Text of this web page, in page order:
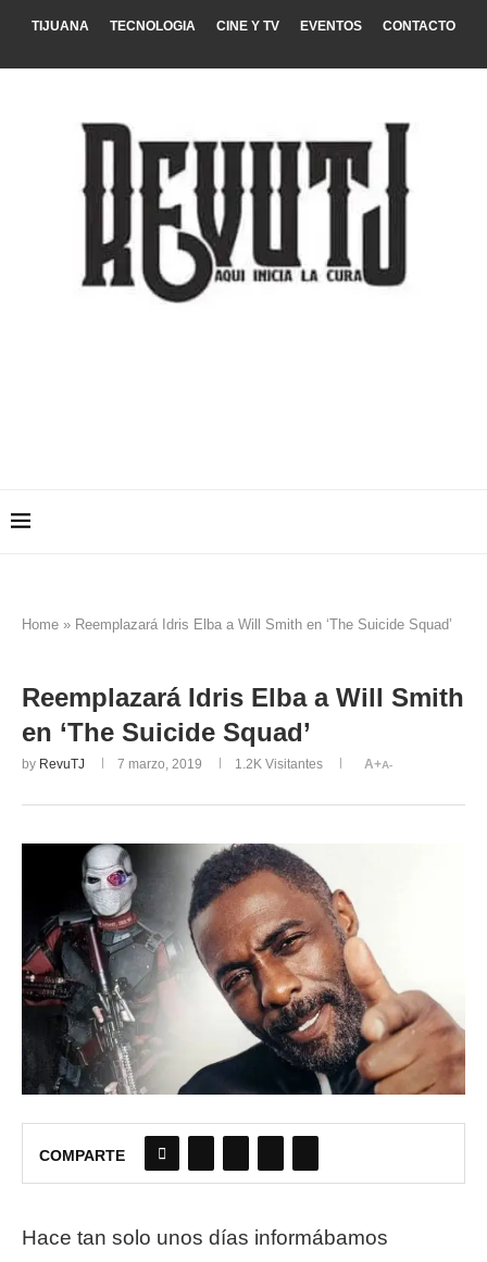
TIJUANA TECNOLOGIA CINE Y TV EVENTOS CONTACTO
Home » Reemplazará Idris Elba a Will Smith en ‘The Suicide Squad’
Reemplazará Idris Elba a Will Smith
en ‘The Suicide Squad’
by RevuTJ 7 marzo, 2019 1.2K Visitantes A+A-
COMPARTE
Hace tan solo unos días informábamos